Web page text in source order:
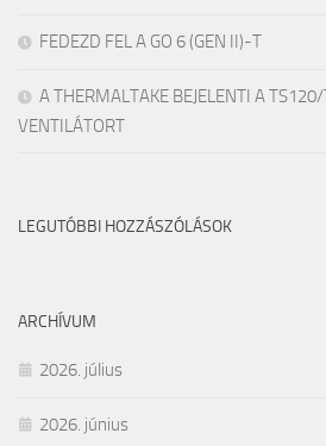
FEDEZD FEL A GO 6 (GEN II)-T
A THERMALTAKE BEJELENTI A
VENTILÁTORT
LEGUTÓBBI HOZZÁSZÓLÁSOK
ARCHÍVUM
2026. július
2026. június